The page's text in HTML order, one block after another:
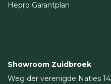
Hepro Garantplan
Showroom Zuidbroek
Weg der verenigde Naties 14